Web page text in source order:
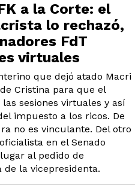
a la Corte: el
lo rechazó,
FdT
virtuales
que dejó atado Macri
Cristina para que el
sesiones virtuales y así
impuesto a los ricos. De
no es vinculante. Del otro
en el Senado
al pedido de
la vicepresidenta.